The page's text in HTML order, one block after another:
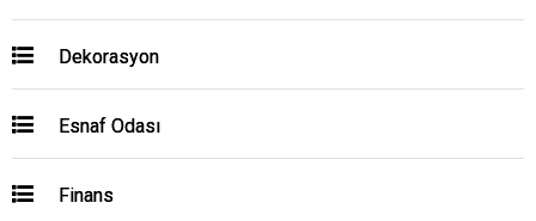
Dekorasyon
Esnaf Odası
Finans